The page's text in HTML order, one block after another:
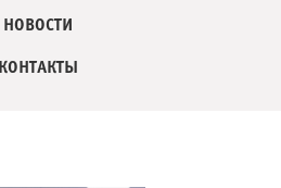
НОВОСТИ
КОНТАКТЫ